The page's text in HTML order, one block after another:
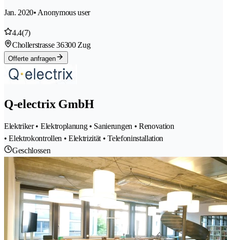
Jan. 2020• Anonymous user
4.4(7)
Chollerstrasse 36300 Zug
Offerte anfragen
Q-electrix GmbH
Elektriker • Elektroplanung • Sanierungen • Renovation
• Elektrokontrollen • Elektrizität • Telefoninstallation
Geschlossen